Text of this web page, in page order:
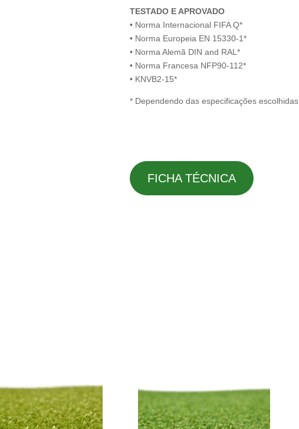
TESTADO E APROVADO
• Norma Internacional FIFA Q*
• Norma Europeia EN 15330-1*
• Norma Alemã DIN and RAL*
• Norma Francesa NFP90-112*
• KNVB2-15*
* Dependendo das especificações escolhidas.
FICHA TÉCNICA